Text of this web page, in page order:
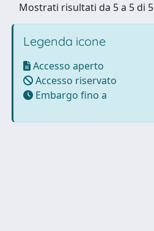
Mostrati risultati da 5 a 5 di 5
Legenda icone
Accesso aperto
Accesso riservato
Embargo fino a